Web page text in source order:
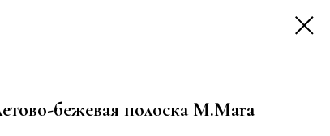
бежевая полоска M.Mara